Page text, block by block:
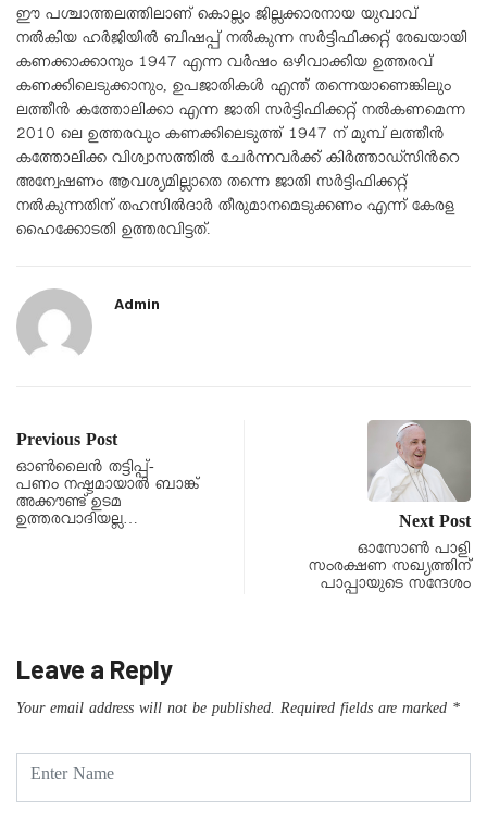
ഈ പശ്ചാത്തലത്തിലാണ് കൊല്ലം ജില്ലക്കാരനായ യുവാവ്
നൽകിയ ഹർജിയിൽ ബിഷപ്പ് നൽകുന്ന സർട്ടിഫിക്കറ്റ് രേഖയായി
കണക്കാക്കാനും 1947 എന്ന വർഷം ഒഴിവാക്കിയ ഉത്തരവ്
കണക്കിലെടുക്കാനും, ഉപജാതികൾ എന്ത് തന്നെയാണെങ്കിലും
ലത്തീൻ കത്തോലിക്കാ എന്ന ജാതി സർട്ടിഫിക്കറ്റ് നൽകണമെന്ന
2010 ലെ ഉത്തരവും കണക്കിലെടുത്ത് 1947 ന് മുമ്പ് ലത്തീൻ
കത്തോലിക്ക വിശ്വാസത്തിൽ ചേർന്നവർക്ക് കിർത്താഡ്സിൻറെ
അന്വേഷണം ആവശ്യമില്ലാതെ തന്നെ ജാതി സർട്ടിഫിക്കറ്റ്
നൽകുന്നതിന് തഹസിൽദാർ തീരുമാനമെടുക്കണം എന്ന് കേരള
ഹൈക്കോടതി ഉത്തരവിട്ടത്.
Admin
Previous Post
ഓൺലൈൻ തട്ടിപ്പ്-
പണം നഷ്ടമായാൽ ബാങ്ക്
അക്കൗണ്ട് ഉടമ
ഉത്തരവാദിയല്ല…
Next Post
ഓസോണ്‍ പാളി
സംരക്ഷണ സഖ്യത്തിന്
പാപ്പായുടെ സന്ദേശം
Leave a Reply
Your email address will not be published. Required fields are marked *